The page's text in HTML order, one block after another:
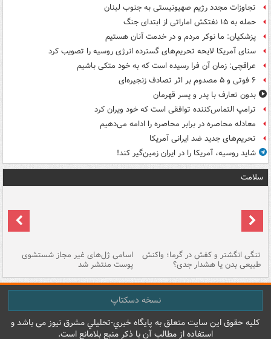
تجاوزات مجدد رژیم صهیونیستی به جنوب لبنان
حمله به ۱۵ نفتکش‌ اماراتی از ابتدای جنگ
پزشکیان: ما نوکر مردم و در خدمت آنان هستیم
سنای آمریکا لایحه تحریم‌های گسترده انرژی روسیه را تصویب کرد
عراقچی: زمان آن فرا رسیده است که به خود متکی باشیم
۶ فوتی و ۵ مصدوم بر اثر تصادف زنجیره‌ای
بدون تعارف با پدر و پسر قهرمان
ترامپ التماس‌کننده توافقی است که خود ویران کرد
معادله محاصره در برابر محاصره را ادامه می‌دهیم
تحریم‌های جدید ضد ایرانی آمریکا
شاید روسیه، آمریکا را در ایران زمین‌گیر کند!
سلامت
تنگی انگشتر و کفش در گرما؛ واکنش
طبیعی بدن یا هشدار جدی؟
اسامی ژل‌های غیر مجاز شستشوی
پوست منتشر شد
نسخه دسکتاپ
کليه حقوق اين سايت متعلق به پایگاه خبري-تحليلي مشرق نيوز می باشد و
استفاده از مطالب آن با ذکر منبع بلامانع است.